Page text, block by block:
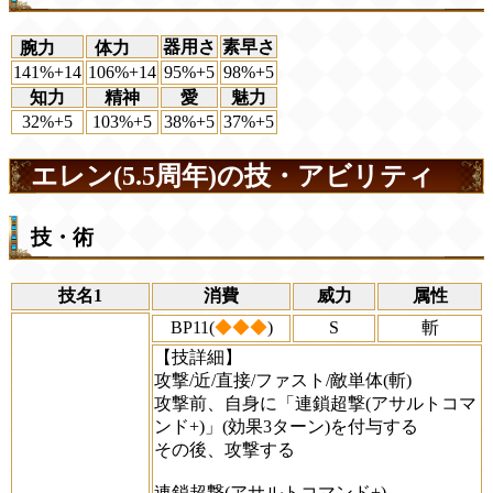
腕力 体力 器用さ 素早さ
141%+14 106%+14 95%+5 98%+5
知力
精神 愛
魅力
32%+5
103%+5 38%+5 37%+5
エレン(5.5周年)の技・アビリティ
技・術
技名1 消費 威力
属性
BP11(◆◆◆) S
斬
【技詳細】
攻撃/近/直接/ファスト/敵単体(斬)
攻撃前、自身に「連鎖超撃(アサルトコマ
ンド+)」(効果3ターン)を付与する
その後、攻撃する